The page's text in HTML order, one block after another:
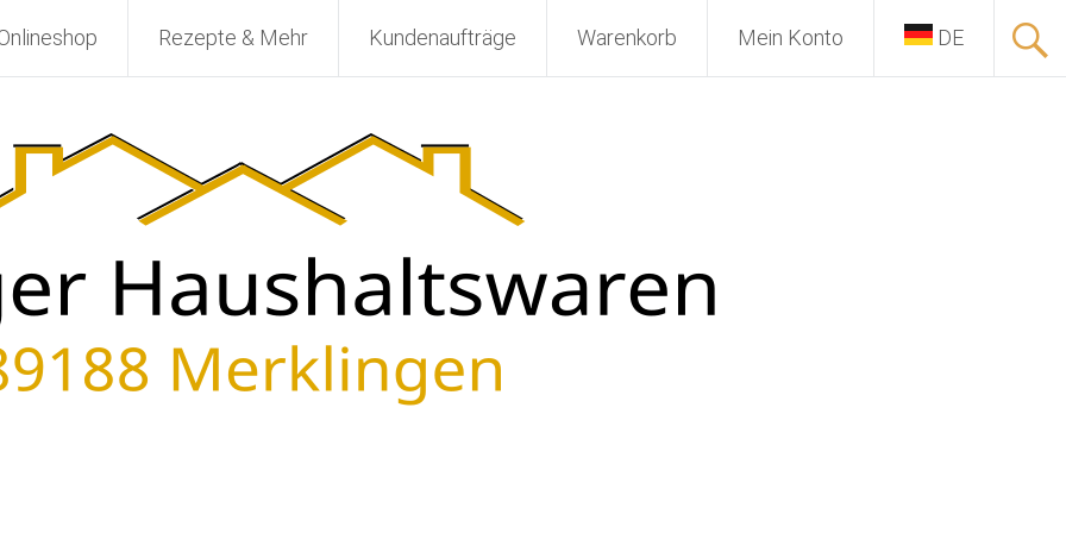
Rezepte & Mehr Kundenaufträge Warenkorb Mein Konto DE